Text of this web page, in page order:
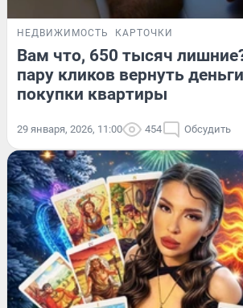
НЕДВИЖИМОСТЬ КАРТОЧКИ
Вам что, 650 тысяч
пару кликов вернуть
покупки квартиры
29 января, 2026, 11:00 454 Обсудить